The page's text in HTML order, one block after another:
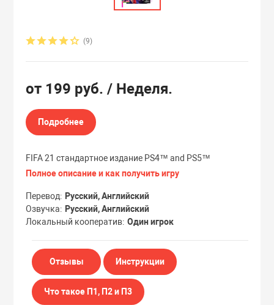
(9)
от 199 руб./ Неделя.
Подробнее
FIFA 21 стандартное издание PS4™ and PS5™
Полное описание и как получить игру
Перевод
Русский, Английский
Озвучка
Русский, Английский
Локальный кооператив Один игрок
Отзывы Инструкции
Что такое П1, П2 и П3